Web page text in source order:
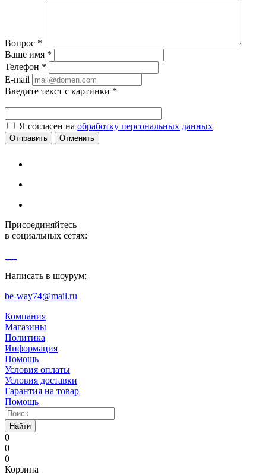
Вопрос *
Ваше имя *
Телефон *
E-mail
Введите текст с картинки *
Я согласен на обработку персональных данных
Отменить
Присоединяйтесь
в социальных сетях:
Написать в шоурум:
be-way74@mail.ru
Компания
Магазины
Политика
Информация
Помощь
Условия оплаты
Условия доставки
Гарантия на товар
Помощь
Найти
0
0
0
Корзина